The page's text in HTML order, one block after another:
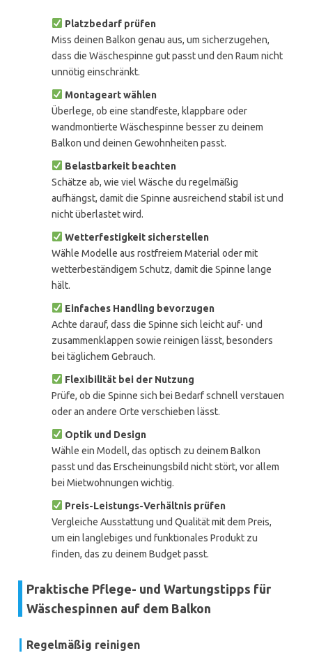
Platzbedarf prüfen
Miss deinen Balkon genau aus, um sicherzugehen,
dass die Wäschespinne gut passt und den Raum nicht
unnötig einschränkt.
Montageart wählen
Überlege, ob eine standfeste, klappbare oder
wandmontierte Wäschespinne besser zu deinem
Balkon und deinen Gewohnheiten passt.
Belastbarkeit beachten
Schätze ab, wie viel Wäsche du regelmäßig
aufhängst, damit die Spinne ausreichend stabil ist und
nicht überlastet wird.
Wetterfestigkeit sicherstellen
Wähle Modelle aus rostfreiem Material oder mit
wetterbeständigem Schutz, damit die Spinne lange
hält.
Einfaches Handling bevorzugen
Achte darauf, dass die Spinne sich leicht auf- und
zusammenklappen sowie reinigen lässt, besonders
bei täglichem Gebrauch.
Flexibilität bei der Nutzung
Prüfe, ob die Spinne sich bei Bedarf schnell verstauen
oder an andere Orte verschieben lässt.
Optik und Design
Wähle ein Modell, das optisch zu deinem Balkon
passt und das Erscheinungsbild nicht stört, vor allem
bei Mietwohnungen wichtig.
Preis-Leistungs-Verhältnis prüfen
Vergleiche Ausstattung und Qualität mit dem Preis,
um ein langlebiges und funktionales Produkt zu
finden, das zu deinem Budget passt.
Praktische Pflege- und Wartungstipps für
Wäschespinnen auf dem Balkon
Regelmäßig reinigen